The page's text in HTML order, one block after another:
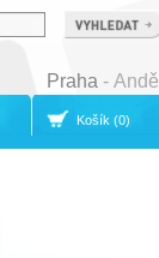
Praha - Anděl
Košík (0)